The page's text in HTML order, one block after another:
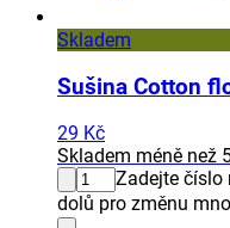
Skladem
Sušina Cotton
29 Kč
Skladem méně než
Zadejte číslo
dolů pro změnu